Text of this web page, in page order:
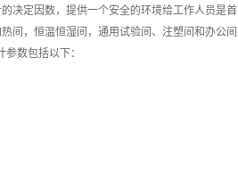
决定因数，提供一个安全的环境给工作人员是
间，恒温恒湿间，通用试验间、注塑间和办公
数包括以下：